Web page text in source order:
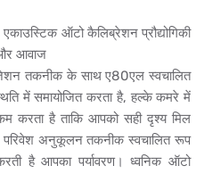
ऑटो कैलिब्रेशन प्रौद्योगिकी
और आवाज
तकनीक के साथ ए80एल स्वचालित
में समायोजित करता है, हल्के कमरे में
है ताकि आपको सही दृश्य मिल
अनुकूलन तकनीक स्वचालित रूप
है आपका पर्यावरण। ध्वनिक ऑटो